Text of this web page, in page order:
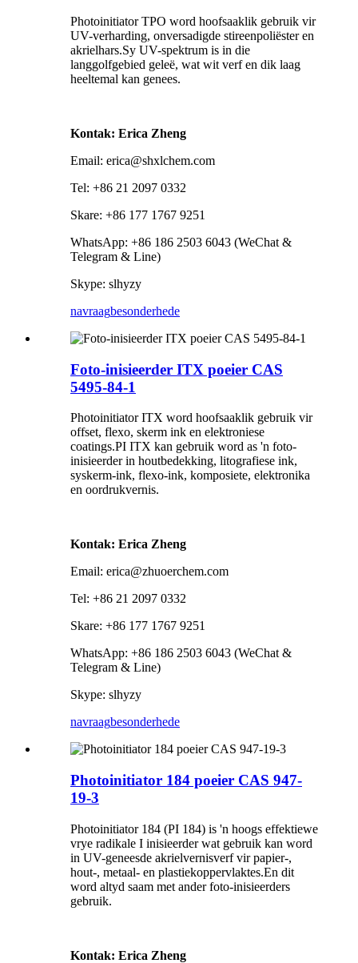
Photoinitiator TPO word hoofsaaklik gebruik vir
UV-verharding, onversadigde stireenpoliëster en
akrielhars.Sy UV-spektrum is in die
langgolfgebied geleë, wat wit verf en dik laag
heeltemal kan genees.
Kontak: Erica Zheng
Email: erica@shxlchem.com
Tel: +86 21 2097 0332
Skare: +86 177 1767 9251
WhatsApp: +86 186 2503 6043 (WeChat &
Telegram & Line)
Skype: slhyzy
navraagbesonderhede
Foto-inisieerder ITX poeier CAS
5495-84-1
Photoinitiator ITX word hoofsaaklik gebruik vir
offset, flexo, skerm ink en elektroniese
coatings.PI ITX kan gebruik word as 'n foto-
inisieerder in houtbedekking, litografiese ink,
syskerm-ink, flexo-ink, komposiete, elektronika
en oordrukvernis.
Kontak: Erica Zheng
Email: erica@zhuoerchem.com
Tel: +86 21 2097 0332
Skare: +86 177 1767 9251
WhatsApp: +86 186 2503 6043 (WeChat &
Telegram & Line)
Skype: slhyzy
navraagbesonderhede
Photoinitiator 184 poeier CAS 947-
19-3
Photoinitiator 184 (PI 184) is 'n hoogs effektiewe
vrye radikale I inisieerder wat gebruik kan word
in UV-geneesde akrielvernisverf vir papier-,
hout-, metaal- en plastiekoppervlaktes.En dit
word altyd saam met ander foto-inisieerders
gebruik.
Kontak: Erica Zheng